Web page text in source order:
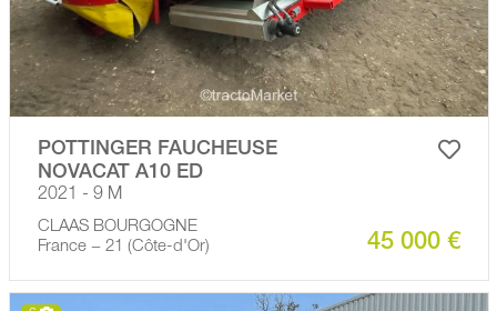
POTTINGER FAUCHEUSE
NOVACAT A10 ED
2021 - 9 M
CLAAS BOURGOGNE
France − 21 (Côte-d'Or)
45 000 €